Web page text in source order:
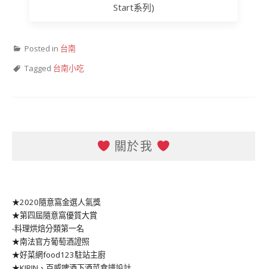
Start系列)
Posted in 台南
Tagged 台南小吃
關於我
★2020隨意窩金選人氣獎
★第四屆隨意窩優質大賞
-料理烘焙分類第一名
★南法官方葡萄酒證照
★好菜網food123駐站主廚